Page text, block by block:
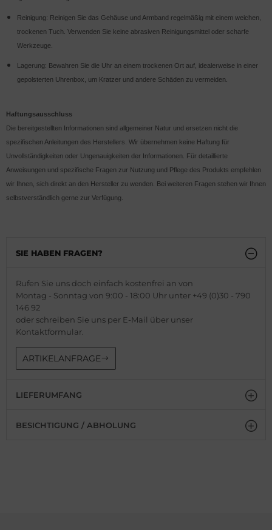
SIE HABEN FRAGEN?
Rufen Sie uns doch einfach kostenfrei an von
Montag - Sonntag von 9:00 - 18:00 Uhr unter +49 (0)30 - 790
146 92
oder schreiben Sie uns per E-Mail über unser
Kontaktformular.
ARTIKELANFRAGE
LIEFERUMFANG
BESICHTIGUNG / ABHOLUNG
Reinigung: Reinigen Sie das Gehäuse und Armband regelmäßig mit einem weichen,
trockenen Tuch. Verwenden Sie keine abrasiven Reinigungsmittel oder scharfe
Werkzeuge.
Lagerung: Bewahren Sie die Uhr an einem trockenen Ort auf, idealerweise in einer
gepolsterten Uhrenbox, um Kratzer und andere Schäden zu vermeiden.
Haftungsausschluss
Die bereitgestellten Informationen sind allgemeiner Natur und ersetzen nicht die
spezifischen Anleitungen des Herstellers. Wir übernehmen keine Haftung für
Unvollständigkeiten oder Ungenauigkeiten der Informationen. Für detaillierte
Anweisungen und spezifische Fragen zur Nutzung und Pflege des Produkts empfehlen
wir Ihnen, sich direkt an den Hersteller zu wenden. Bei weiteren Fragen stehen wir Ihnen
selbstverständlich gerne zur Verfügung.